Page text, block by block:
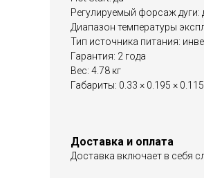
Регулируемый форсаж дуги:
Диапазон температуры
Тип источника питания:
Гарантия: 2 года
Вес: 4.78 кг
Габариты: 0.33 × 0.195 ×
Доставка и оплата
Доставка включает в себя